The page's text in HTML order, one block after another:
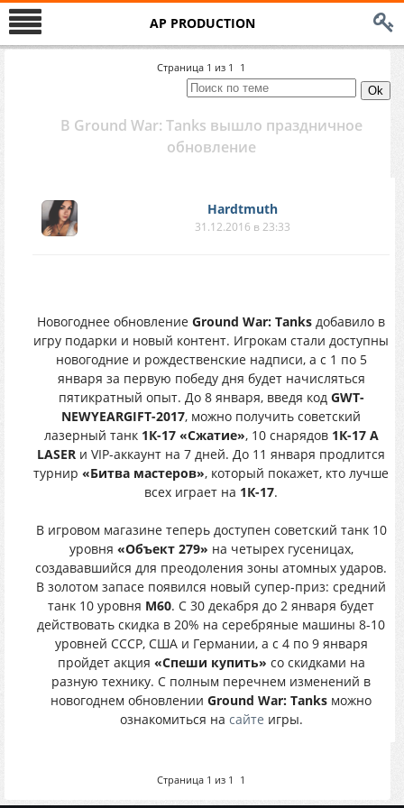
AP PRODUCTION
Страница 1 из 1 1
В Ground War: Tanks вышло праздничное
обновление
Hardtmuth
31.12.2016 в 23:33
Новогоднее обновление Ground War: Tanks добавило в
игру подарки и новый контент. Игрокам стали доступны
новогодние и рождественские надписи, а с 1 по 5
января за первую победу дня будет начисляться
пятикратный опыт. До 8 января, введя код GWT-
NEWYEARGIFT-2017, можно получить советский
лазерный танк 1К-17 «Сжатие», 10 снарядов 1К-17 A
LASER и VIP-аккаунт на 7 дней. До 11 января продлится
турнир «Битва мастеров», который покажет, кто лучше
всех играет на 1К-17.
В игровом магазине теперь доступен советский танк 10
уровня «Объект 279» на четырех гусеницах,
создававшийся для преодоления зоны атомных ударов.
В золотом запасе появился новый супер-приз: средний
танк 10 уровня M60. С 30 декабря до 2 января будет
действовать скидка в 20% на серебряные машины 8-10
уровней СССР, США и Германии, а с 4 по 9 января
пройдет акция «Спеши купить» со скидками на
разную технику. С полным перечнем изменений в
новогоднем обновлении Ground War: Tanks можно
ознакомиться на сайте игры.
Страница 1 из 1 1